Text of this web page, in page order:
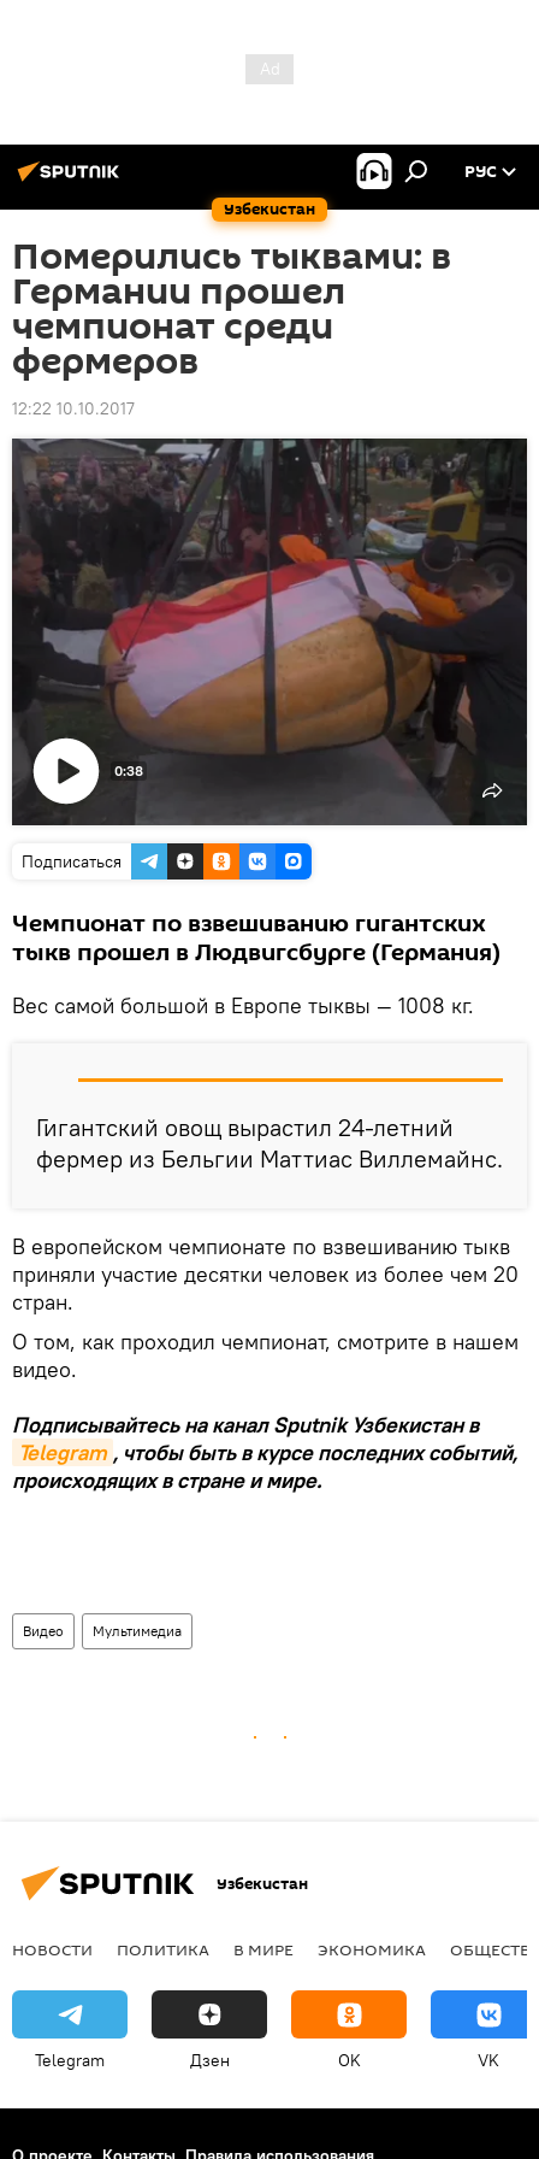
Узбекистан
РУС
Померились тыквами: в
Германии прошел
чемпионат среди
фермеров
12:22 10.10.2017
Воспроизвести
0:38
Подписаться
Чемпионат по взвешиванию гигантских
тыкв прошел в Людвигсбурге (Германия)
Вес самой большой в Европе тыквы — 1008 кг.
Гигантский овощ вырастил 24-летний
фермер из Бельгии Маттиас Виллемайнс.
В европейском чемпионате по взвешиванию тыкв
приняли участие десятки человек из более чем 20
стран.
О том, как проходил чемпионат, смотрите в нашем
видео.
Подписывайтесь на канал Sputnik Узбекистан в
Telegram , чтобы быть в курсе последних событий,
происходящих в стране и мире.
Видео Мультимедиа
Узбекистан
НОВОСТИ ПОЛИТИКА В МИРЕ ЭКОНОМИКА
Telegram Дзен OK VK